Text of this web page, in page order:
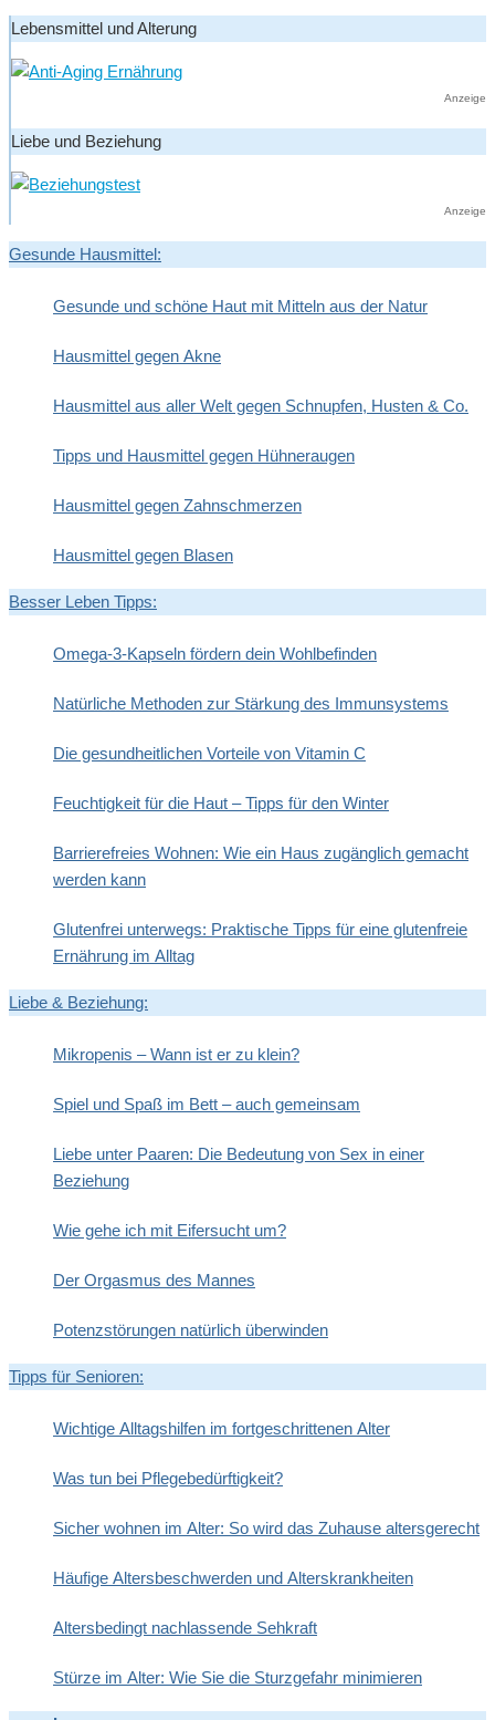
gegen
Haarausfall
Lebensmittel und Alterung
Anzeige
Liebe und Beziehung
Anzeige
Gesunde Hausmittel:
Gesunde und schöne Haut mit Mitteln aus der Natur
Hausmittel gegen Akne
Hausmittel aus aller Welt gegen Schnupfen, Husten & Co.
Tipps und Hausmittel gegen Hühneraugen
Hausmittel gegen Zahnschmerzen
Hausmittel gegen Blasen
Besser Leben Tipps:
Omega-3-Kapseln fördern dein Wohlbefinden
Natürliche Methoden zur Stärkung des Immunsystems
Die gesundheitlichen Vorteile von Vitamin C
Feuchtigkeit für die Haut – Tipps für den Winter
Barrierefreies Wohnen: Wie ein Haus zugänglich gemacht
werden kann
Glutenfrei unterwegs: Praktische Tipps für eine glutenfreie
Ernährung im Alltag
Liebe & Beziehung:
Mikropenis – Wann ist er zu klein?
Spiel und Spaß im Bett – auch gemeinsam
Liebe unter Paaren: Die Bedeutung von Sex in einer
Beziehung
Wie gehe ich mit Eifersucht um?
Der Orgasmus des Mannes
Potenzstörungen natürlich überwinden
Tipps für Senioren:
Wichtige Alltagshilfen im fortgeschrittenen Alter
Was tun bei Pflegebedürftigkeit?
Sicher wohnen im Alter: So wird das Zuhause altersgerecht
Häufige Altersbeschwerden und Alterskrankheiten
Altersbedingt nachlassende Sehkraft
Stürze im Alter: Wie Sie die Sturzgefahr minimieren